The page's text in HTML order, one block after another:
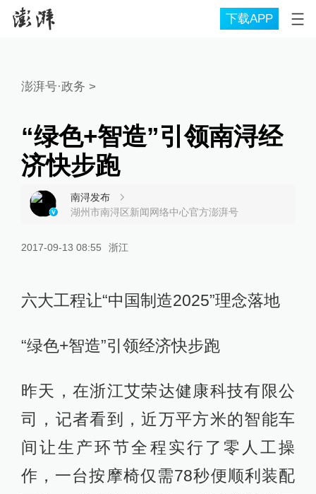
下载APP
澎湃号·政务 >
“绿色+智造”引领南浔经
济快步跑
南浔发布
湖州市南浔区新闻网络中心官方澎湃号
2017-09-13 08:55 浙江
六大工程让“中国制造2025”理念落地
“绿色+智造”引领经济快步跑
昨天，在浙江艾荣达健康科技有限公
司，记者看到，近万平方米的智能车
间让生产环节全程实行了零人工操
作，一台按摩椅仅需78秒便顺利装配